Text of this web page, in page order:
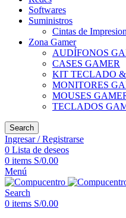
Softwares
Suministros
Cintas de Impresion
Zona Gamer
AUDÍFONOS
CASES GAMER
KIT TECLADO
MONITORES
MOUSES
TECLADOS
Search
Ingresar / Registrarse
0 Lista de deseos
0 items S/0.00
Menú
Search
0 items S/0.00